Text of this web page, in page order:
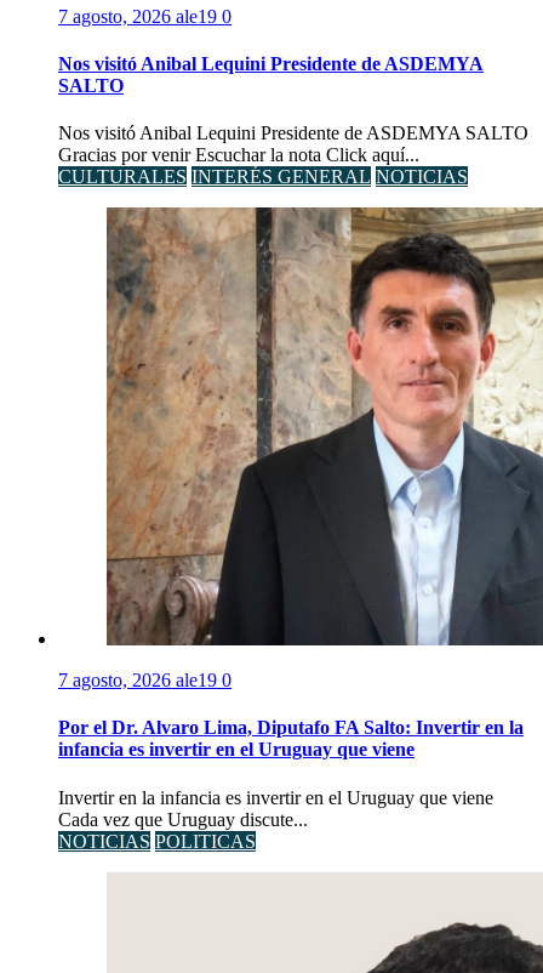
7 agosto, 2026 ale19 0
Nos visitó Anibal Lequini Presidente de ASDEMYA
SALTO
Nos visitó Anibal Lequini Presidente de ASDEMYA SALTO
Gracias por venir Escuchar la nota Click aquí...
CULTURALES INTERÉS GENERAL NOTICIAS
7 agosto, 2026 ale19 0
Por el Dr. Alvaro Lima, Diputafo FA Salto: Invertir en la
infancia es invertir en el Uruguay que viene
Invertir en la infancia es invertir en el Uruguay que viene
Cada vez que Uruguay discute...
NOTICIAS POLITICAS